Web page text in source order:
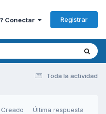
Conectar Registrar
Toda la actividad
Creado Última respuesta